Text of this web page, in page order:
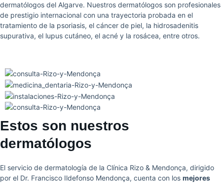
dermatólogos del Algarve. Nuestros dermatólogos son profesionales
de prestigio internacional con una trayectoria probada en el
tratamiento de la psoriasis, el cáncer de piel, la hidrosadenitis
supurativa, el lupus cutáneo, el acné y la rosácea, entre otros.
Estos son nuestros
dermatólogos
El servicio de dermatología de la Clínica Rizo & Mendonça, dirigido
por el Dr. Francisco Ildefonso Mendonça, cuenta con los mejores